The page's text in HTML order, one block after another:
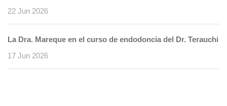
22 Jun 2026
La Dra. Mareque en el curso de endodoncia del Dr. Terauchi
17 Jun 2026